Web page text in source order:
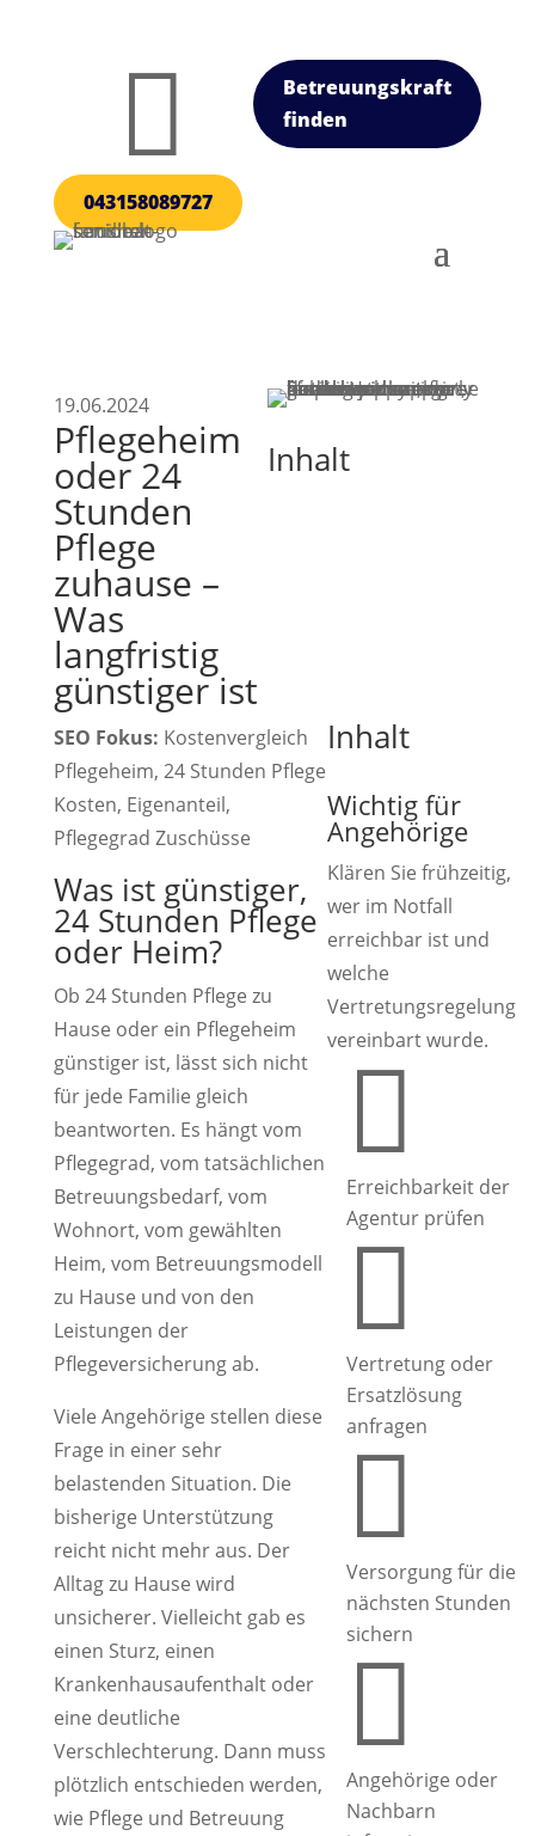

043158089727
Betreuungskraft
finden
19.06.2024
Pflegeheim
oder 24
Stunden
Pflege
zuhause –
Was
langfristig
günstiger ist
Inhalt
SEO Fokus: Kostenvergleich
Pflegeheim, 24 Stunden Pflege
Kosten, Eigenanteil,
Pflegegrad Zuschüsse
Was ist günstiger,
24 Stunden Pflege
oder Heim?
Ob 24 Stunden Pflege zu
Hause oder ein Pflegeheim
günstiger ist, lässt sich nicht
für jede Familie gleich
beantworten. Es hängt vom
Pflegegrad, vom tatsächlichen
Betreuungsbedarf, vom
Wohnort, vom gewählten
Heim, vom Betreuungsmodell
zu Hause und von den
Leistungen der
Pflegeversicherung ab.
Viele Angehörige stellen diese
Frage in einer sehr
belastenden Situation. Die
bisherige Unterstützung
reicht nicht mehr aus. Der
Alltag zu Hause wird
unsicherer. Vielleicht gab es
einen Sturz, einen
Krankenhausaufenthalt oder
eine deutliche
Verschlechterung. Dann muss
plötzlich entschieden werden,
wie Pflege und Betreuung
Inhalt
Wichtig für
Angehörige
Klären Sie frühzeitig,
wer im Notfall
erreichbar ist und
welche
Vertretungsregelung
vereinbart wurde.

Erreichbarkeit der
Agentur prüfen

Vertretung oder
Ersatzlösung
anfragen

Versorgung für die
nächsten Stunden
sichern

Angehörige oder
Nachbarn